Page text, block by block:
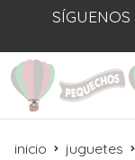
inicio juguetes